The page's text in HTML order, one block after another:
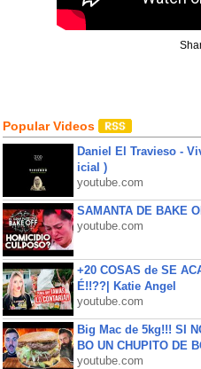
Popular Videos
Daniel El Travieso -
icial )
youtube.com
SAMANTA DE BAKE
youtube.com
+20 COSAS de SE
É!!??| Katie Angel
youtube.com
Big Mac de 5kg!!! SI
BO UN CHUPITO DE
youtube.com